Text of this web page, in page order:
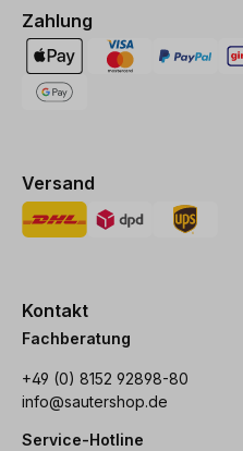
Zahlung
Versand
Kontakt
Fachberatung
+49 (0) 8152 92898-80
info@sautershop.de
Service-Hotline